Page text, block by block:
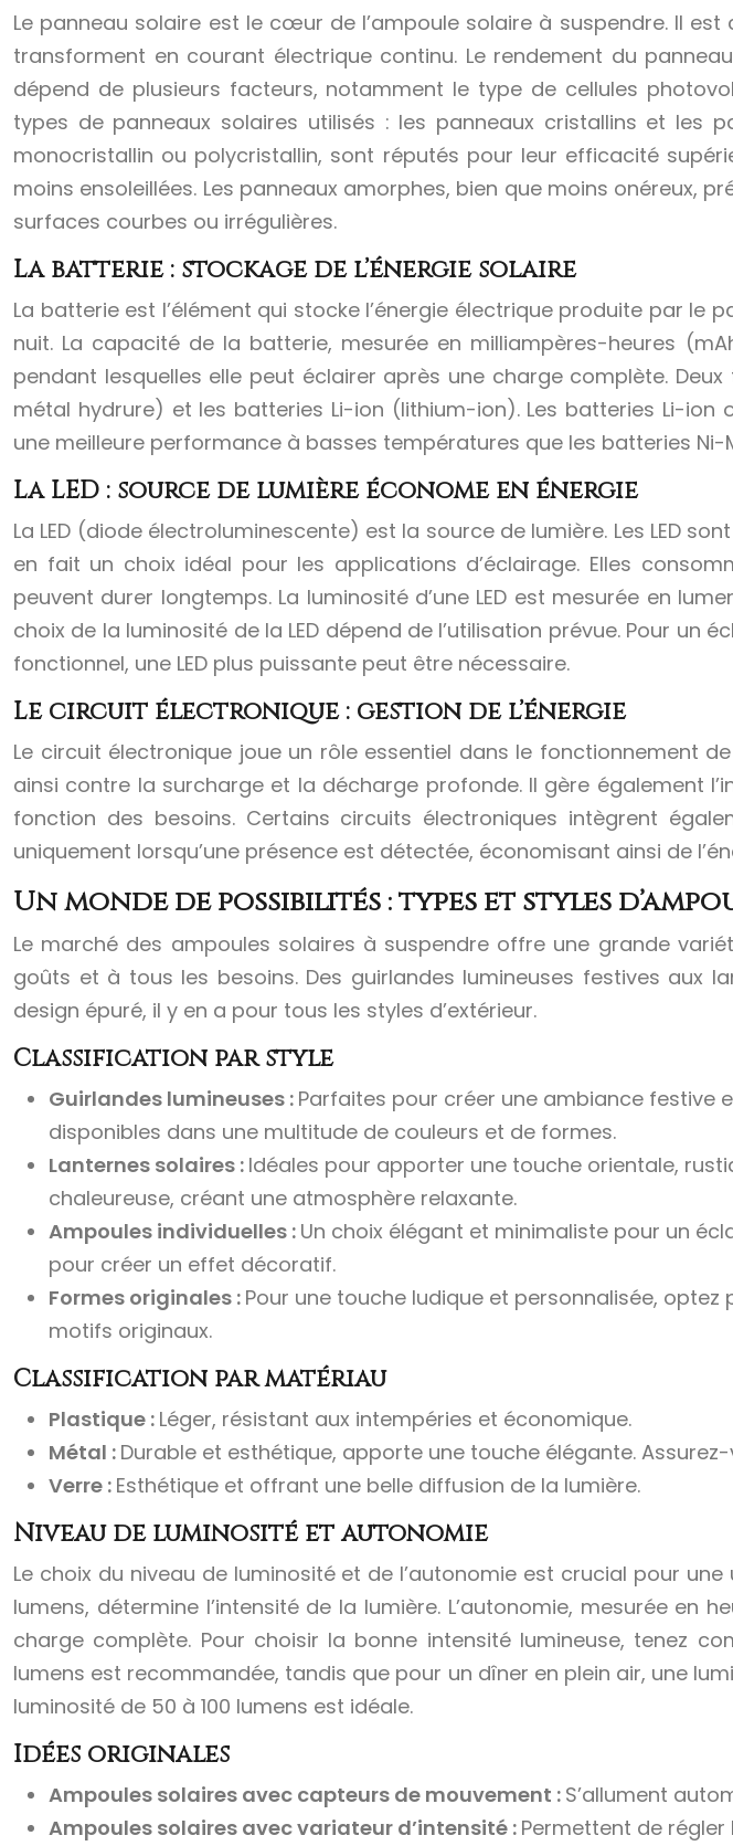
Le panneau solaire est le cœur de l’ampoule solaire à suspendre. Il
transforment en courant électrique continu. Le rendement du
dépend de plusieurs facteurs, notamment le type de cellules
types de panneaux solaires utilisés : les panneaux cristallins et les
monocristallin ou polycristallin, sont réputés pour leur efficacité
moins ensoleillées. Les panneaux amorphes, bien que moins onéreux,
surfaces courbes ou irrégulières.
La batterie : stockage de l’énergie solaire
La batterie est l’élément qui stocke l’énergie électrique produite par le
nuit. La capacité de la batterie, mesurée en milliampères-heures
pendant lesquelles elle peut éclairer après une charge complète.
métal hydrure) et les batteries Li-ion (lithium-ion). Les batteries Li-
une meilleure performance à basses températures que les batteries Ni-
La LED : source de lumière économe en énergie
La LED (diode électroluminescente) est la source de lumière. Les LED
en fait un choix idéal pour les applications d’éclairage. Elles
peuvent durer longtemps. La luminosité d’une LED est mesurée en
choix de la luminosité de la LED dépend de l’utilisation prévue. Pour un
fonctionnel, une LED plus puissante peut être nécessaire.
Le circuit électronique : gestion de l’énergie
Le circuit électronique joue un rôle essentiel dans le fonctionnement
ainsi contre la surcharge et la décharge profonde. Il gère également
fonction des besoins. Certains circuits électroniques intègrent
uniquement lorsqu’une présence est détectée, économisant ainsi de
Un monde de possibilités : types et styles
Le marché des ampoules solaires à suspendre offre une grande
goûts et à tous les besoins. Des guirlandes lumineuses festives aux
design épuré, il y en a pour tous les styles d’extérieur.
Classification par style
Guirlandes lumineuses : Parfaites pour créer une ambiance festive
disponibles dans une multitude de couleurs et de formes.
Lanternes solaires : Idéales pour apporter une touche orientale,
chaleureuse, créant une atmosphère relaxante.
Ampoules individuelles : Un choix élégant et minimaliste pour un
pour créer un effet décoratif.
Formes originales : Pour une touche ludique et personnalisée, optez
motifs originaux.
Classification par matériau
Plastique : Léger, résistant aux intempéries et économique.
Métal : Durable et esthétique, apporte une touche élégante.
Verre : Esthétique et offrant une belle diffusion de la lumière.
Niveau de luminosité et autonomie
Le choix du niveau de luminosité et de l’autonomie est crucial pour
lumens, détermine l’intensité de la lumière. L’autonomie, mesurée en
charge complète. Pour choisir la bonne intensité lumineuse, tenez
lumens est recommandée, tandis que pour un dîner en plein air, une
luminosité de 50 à 100 lumens est idéale.
Idées originales
Ampoules solaires avec capteurs de mouvement : S’allument
Ampoules solaires avec variateur d’intensité : Permettent de régler